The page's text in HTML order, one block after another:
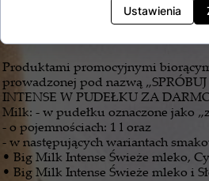
„SPRÓBUJ NOWEGO BIG MILKA
Produktami promocyjnymi
prowadzonej pod nazwą
INTENSE W PUDEŁKU ZA
Milk: - w pudełku oznaczone jako
- o pojemnościach: 1 l oraz
- w następujących wariantach
• Big Milk Intense Świeże mleko,
• Big Milk Intense Świeże mleko i
Ustawienia